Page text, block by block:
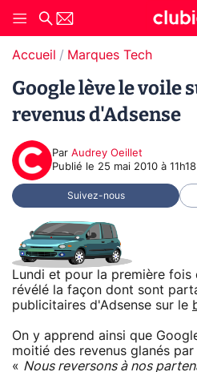
Accueil Marques Tech
Google lève le voile
revenus d'Adsense
Par Audrey Oeillet
Publié le 25 mai 2010 à 11h18
Suivez-nous
Lundi et pour la première fois
révélé la façon dont sont
publicitaires d'Adsense sur le
On y apprend ainsi que
moitié des revenus glanés
« Nous reversons à nos